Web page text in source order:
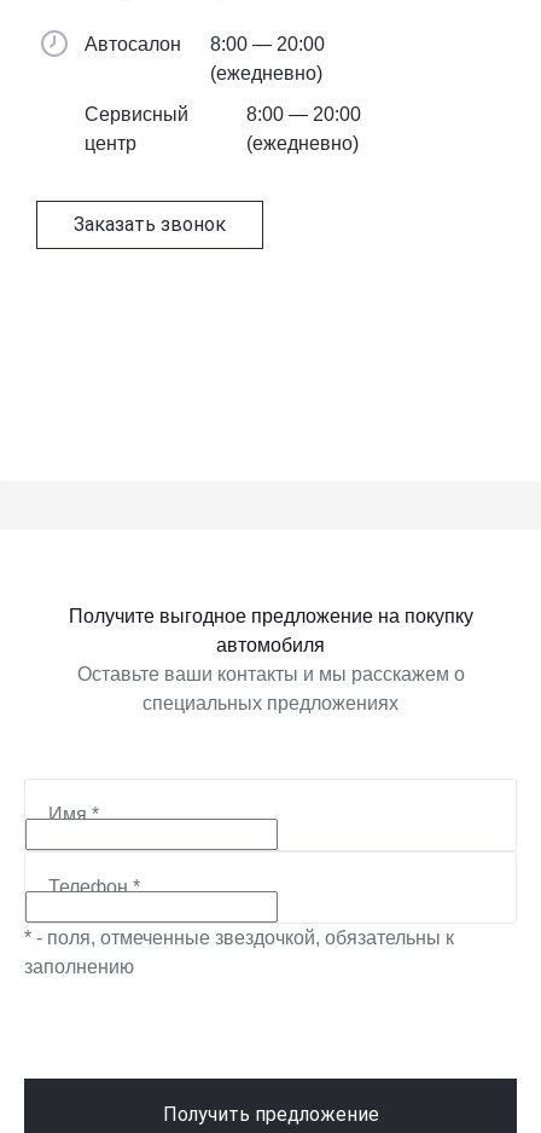
Автосалон
8:00 — 20:00
(ежедневно)
Сервисный
центр
8:00 — 20:00
(ежедневно)
Заказать звонок
Получите выгодное предложение на покупку
автомобиля
Оставьте ваши контакты и мы расскажем о
специальных предложениях
Имя*
Телефон*
* - поля, отмеченные звездочкой, обязательны к
заполнению
Получить предложение